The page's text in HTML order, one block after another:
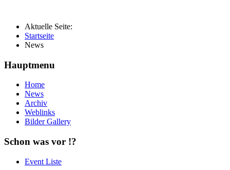
Aktuelle Seite:
Startseite
News
Hauptmenu
Home
News
Archiv
Weblinks
Bilder Gallery
Schon was vor !?
Event Liste